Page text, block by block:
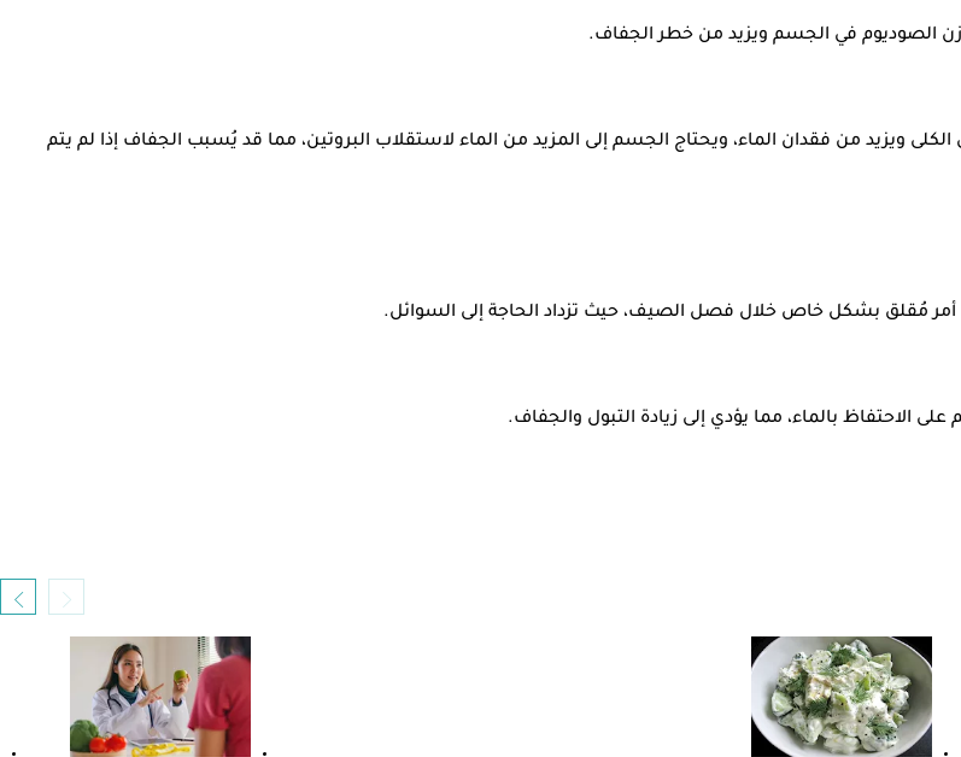
الصوديوم في الجسم ويزيد من خطر الجفاف.
الكلى ويزيد من فقدان الماء، ويحتاج الجسم إلى المزيد من الماء لاستقلاب البروتين، مما قد يُسبب الجفاف إذا لم يتم
أمر مُقلق بشكل خاص خلال فصل الصيف، حيث تزداد الحاجة إلى السوائل.
بالماء، مما يؤدي إلى زيادة التبول والجفاف.